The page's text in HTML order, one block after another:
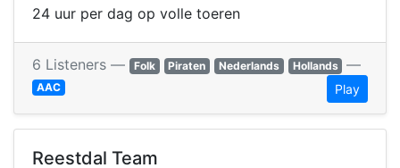
24 uur per dag op volle toeren
6 Listeners — Folk Piraten Nederlands Hollands —
AAC Play
Reestdal Team